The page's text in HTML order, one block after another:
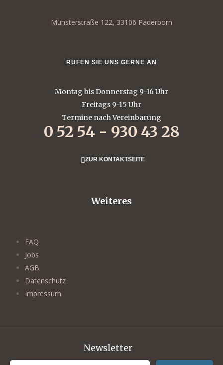
Münsterstraße 122, 33106 Paderborn
RUFEN SIE UNS GERNE AN
Montag bis Donnerstag 9-16 Uhr
Freitags 9-15 Uhr
Termine nach Vereinbarung
0 52 54 - 930 43 28
ZUR KONTAKTSEITE
Weiteres
FAQ
Jobs
AGB
Datenschutz
Impressum
Newsletter